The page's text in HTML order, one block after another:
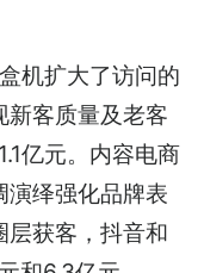
机扩大了访问的
新客质量及老客
亿元。内容电商
演绎强化品牌表
层获客，抖音和